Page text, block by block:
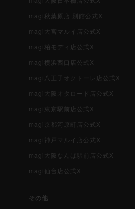
magi秋葉原店 別館公式X
magi大宮マルイ店公式X
magi柏モディ店公式X
magi横浜西口店公式X
magi八王子オクトーレ店公式X
magi大阪オタロード店公式X
magi東京駅前店公式X
magi京都河原町店公式X
magi神戸マルイ店公式X
magi大阪なんば駅前店公式X
magi仙台店公式X
その他